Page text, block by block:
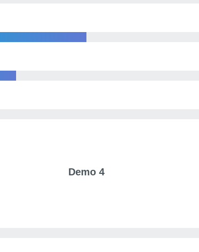
Demo 4